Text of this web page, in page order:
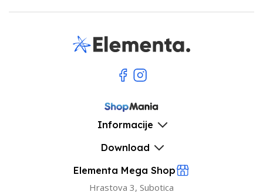
Informacije
Download
Elementa Mega Shop
Hrastova 3, Subotica